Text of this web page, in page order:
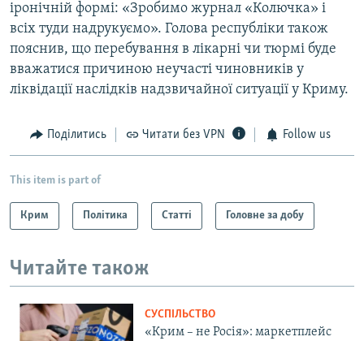
іронічній формі: «Зробимо журнал «Колючка» і
всіх туди надрукуємо». Голова республіки також
пояснив, що перебування в лікарні чи тюрмі буде
вважатися причиною неучасті чиновників у
ліквідації наслідків надзвичайної ситуації у Криму.
Поділитись Читати без VPN Follow us
This item is part of
Крим Політика Статті Головне за добу
Читайте також
СУСПІЛЬСТВО
«Крим – не Росія»: маркетплейс